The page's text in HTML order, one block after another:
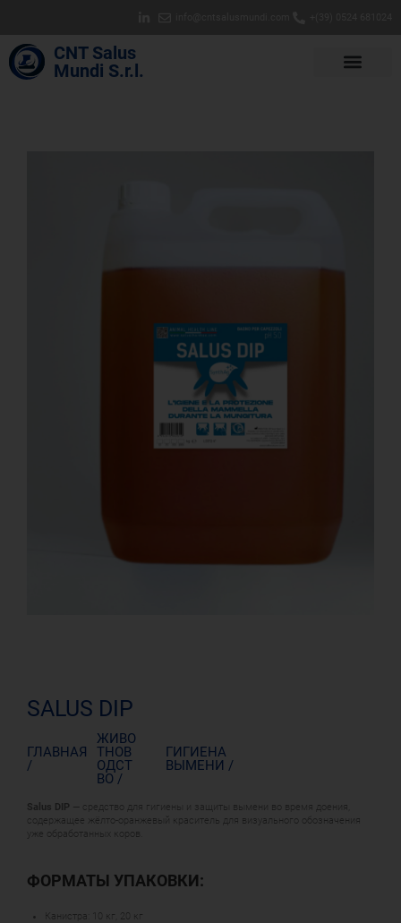
CNT Salus
Mundi S.r.l.
SALUS DIP
ГЛАВНАЯ
/
ЖИВО
ТНОВ
ОДСТ
ВО /
ГИГИЕНА
ВЫМЕНИ /
Salus DIP — средство для гигиены и защиты вымени во время доения,
содержащее жёлто-оранжевый краситель для визуального обозначения
уже обработанных коров.
ФОРМАТЫ УПАКОВКИ:
Канистра: 10 кг, 20 кг